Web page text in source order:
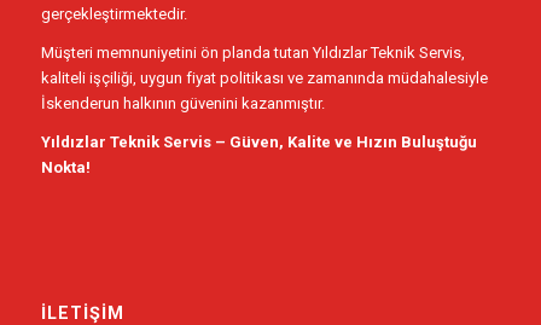
gerçekleştirmektedir.
Müşteri memnuniyetini ön planda tutan Yıldızlar Teknik Servis,
kaliteli işçiliği, uygun fiyat politikası ve zamanında müdahalesiyle
İskenderun halkının güvenini kazanmıştır.
Yıldızlar Teknik Servis – Güven, Kalite ve Hızın Buluştuğu
Nokta!
İLETIŞIM